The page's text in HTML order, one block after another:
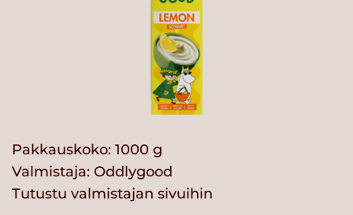
Pakkauskoko: 1000 g
Valmistaja: Oddlygood
Tutustu valmistajan sivuihin